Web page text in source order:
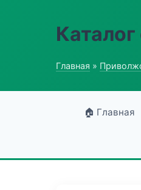
Главная »
🏠 Главная